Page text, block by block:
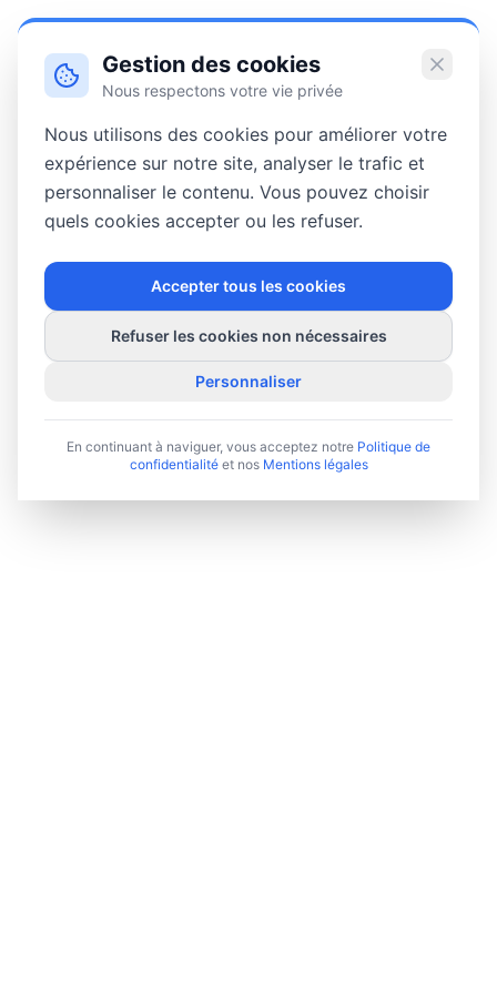
Gestion des cookies
Nous respectons votre vie privée
Nous utilisons des cookies pour améliorer votre
expérience sur notre site, analyser le trafic et
personnaliser le contenu. Vous pouvez choisir
quels cookies accepter ou les refuser.
Accepter tous les cookies
Refuser les cookies non nécessaires
Personnaliser
En continuant à naviguer, vous acceptez notre Politique de
confidentialité et nos Mentions légales